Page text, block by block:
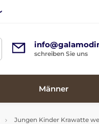
schreiben Sie uns
Männer
Jungen Kinder Krawatte